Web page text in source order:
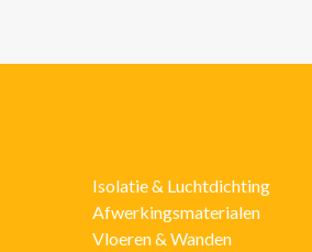
Isolatie & Luchtdichting
Afwerkingsmaterialen
Vloeren & Wanden